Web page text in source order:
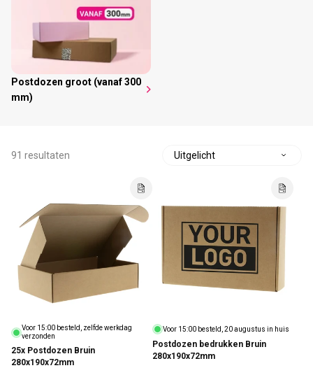
Postdozen groot (vanaf 300
mm)
91 resultaten
Voor 15:00 besteld, zelfde werkdag
verzonden
25x Postdozen Bruin
280x190x72mm
Voor 15:00 besteld, 20 augustus in huis
Postdozen bedrukken Bruin
280x190x72mm